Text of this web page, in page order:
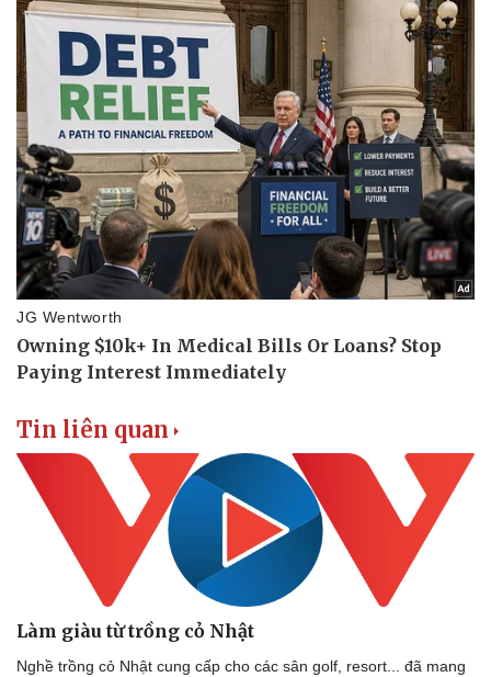
Thể thao
Bóng đá
Lịch thi đấu bóng đá
Thế giới thể thao
eSports
Hậu trường
Ô tô - Xe máy
Xe máy
Tư vấn
Tin liên quan
Làm giàu từ trồng cỏ Nhật
Nghề trồng cỏ Nhật cung cấp cho các sân golf, resort... đã mang